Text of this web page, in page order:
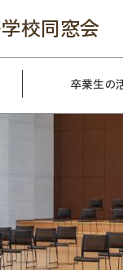
校同窓会
卒業生の